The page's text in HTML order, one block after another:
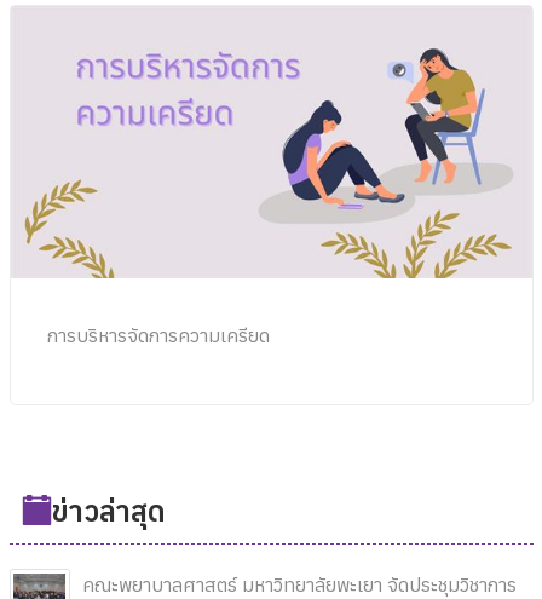
การบริหารจัดการความเครียด
ข่าวล่าสุด
คณะพยาบาลศาสตร์ มหาวิทยาลัยพะเยา จัดประชุมวิชาการ